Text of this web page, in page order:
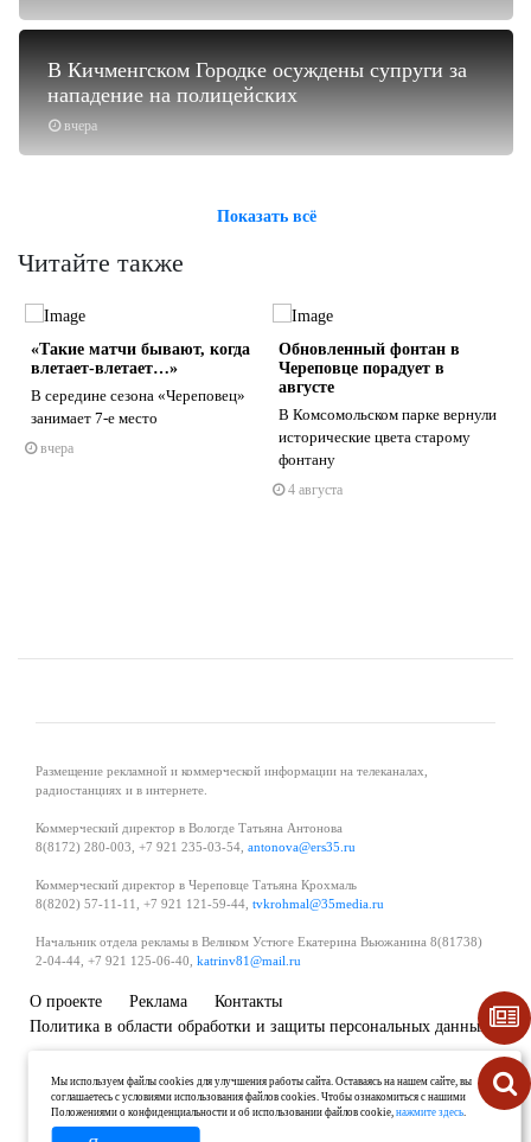
вчера
В Кичменгском Городке осуждены супруги за
нападение на полицейских
Показать всё
Читайте также
«Такие матчи бывают, когда
влетает-влетает…»
В середине сезона «Череповец»
занимает 7-е место
вчера
Обновленный фонтан в
Череповце порадует в
августе
В Комсомольском парке вернули
исторические цвета старому
фонтану
4 августа
Размещение рекламной и коммерческой информации на телеканалах,
радиостанциях и в интернете.
Коммерческий директор в Вологде Татьяна Антонова
8(8172) 280-003, +7 921 235-03-54, antonova@ers35.ru
Коммерческий директор в Череповце Татьяна Крохмаль
8(8202) 57-11-11, +7 921 121-59-44, tvkrohmal@35media.ru
Начальник отдела рекламы в Великом Устюге Екатерина Вьюжанина 8(81738)
2-04-44, +7 921 125-06-40, katrinv81@mail.ru
О проекте Реклама
Контакты
Политика в области обработки и защиты персональных данных
Мы используем файлы cookies для улучшения работы сайта. Оставаясь на нашем сайте, вы
соглашаетесь с условиями использования файлов cookies. Чтобы ознакомиться с нашими
Положениями о конфиденциальности и об использовании файлов cookie,нажмите здесь.